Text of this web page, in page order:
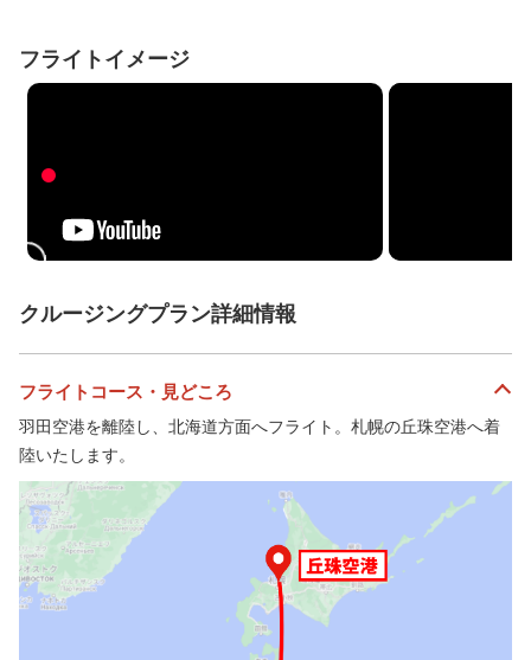
フライトイメージ
クルージングプラン詳細情報
フライトコース・見どころ
羽田空港を離陸し、北海道方面へフライト。札幌の丘珠空港へ着
陸いたします。